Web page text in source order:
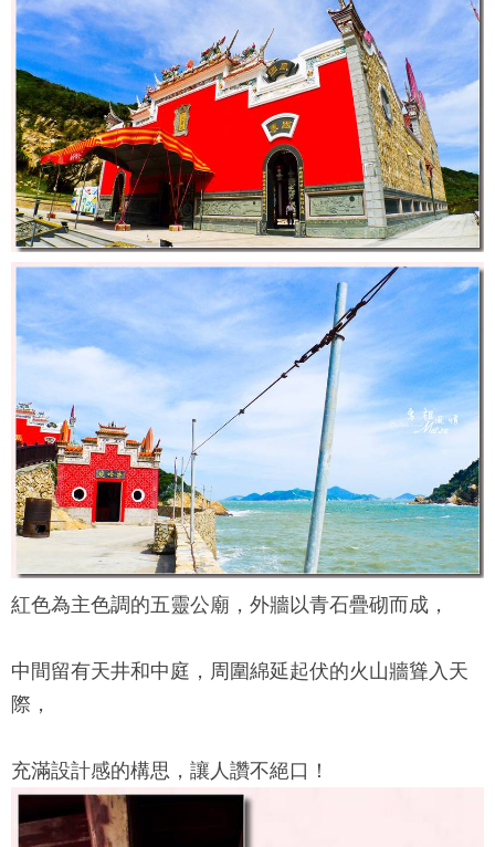
紅色為主色調的五靈公廟，外牆以青石疊砌而成，
中間留有天井和中庭，周圍綿延起伏的火山牆聳入天
際，
充滿設計感的構思，讓人讚不絕口！